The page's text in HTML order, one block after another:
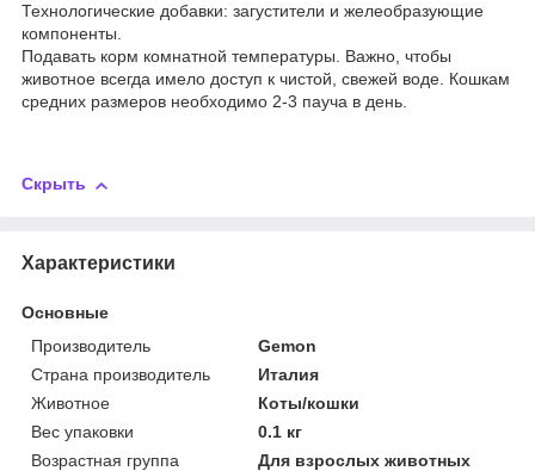
Технологические добавки: загустители и желеобразующие
компоненты.
Подавать корм комнатной температуры. Важно, чтобы
животное всегда имело доступ к чистой, свежей воде. Кошкам
средних размеров необходимо 2-3 пауча в день.
Скрыть
Характеристики
Основные
Производитель
Gemon
Страна производитель
Италия
Животное
Коты/кошки
Вес упаковки
0.1 кг
Возрастная группа
Для взрослых животных